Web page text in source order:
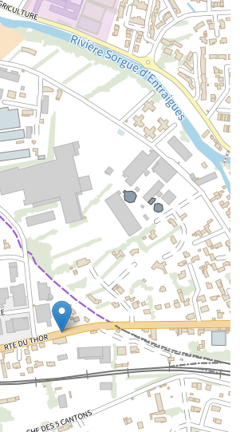
Chargement de la carte...